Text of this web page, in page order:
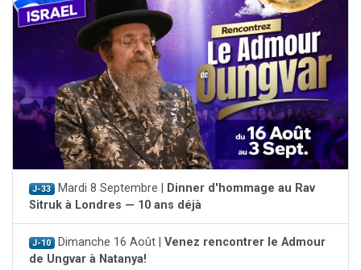
J-33 Mardi 8 Septembre |
Dinner d'hommage au Rav
Sitruk à Londres — 10 ans déjà
J-10 Dimanche 16 Août | Venez rencontrer le Admour
de Ungvar à Natanya!